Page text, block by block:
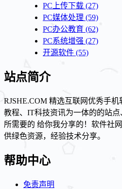
PC上传下载 (27)
PC媒体处理 (59)
PC办公教育 (62)
PC系统增强 (27)
开源软件 (55)
站点简介
RJSHE.COM 精选互联网优秀手
教程、IT科技资讯为一体的的站
所需要的 给你我分享的！软件社
供绿色资源，经验技术分享。
帮助中心
免责声明